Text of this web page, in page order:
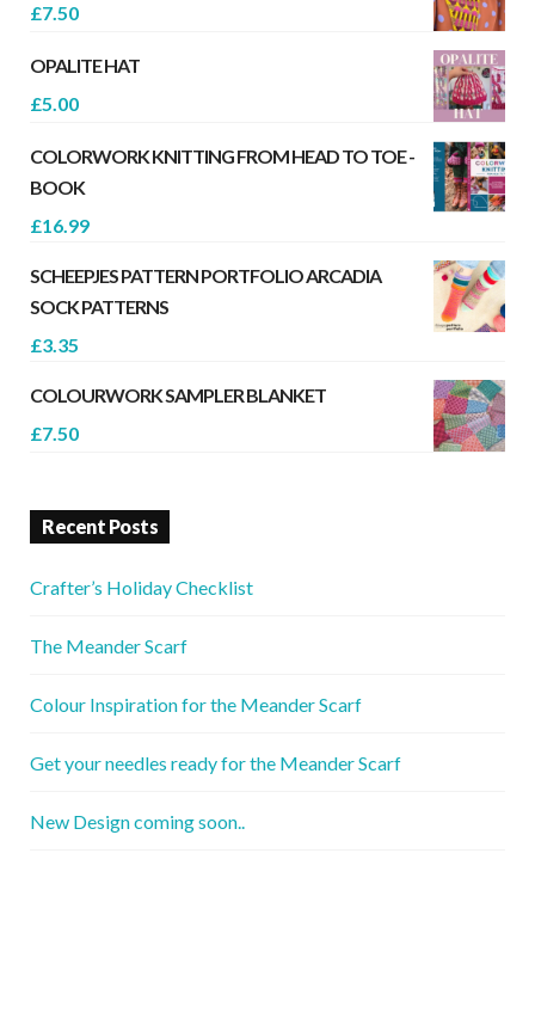
£7.50
OPALITE HAT
£5.00
COLORWORK KNITTING FROM HEAD TO TOE -
BOOK
£16.99
SCHEEPJES PATTERN PORTFOLIO ARCADIA
SOCK PATTERNS
£3.35
COLOURWORK SAMPLER BLANKET
£7.50
Recent Posts
Crafter’s Holiday Checklist
The Meander Scarf
Colour Inspiration for the Meander Scarf
Get your needles ready for the Meander Scarf
New Design coming soon..